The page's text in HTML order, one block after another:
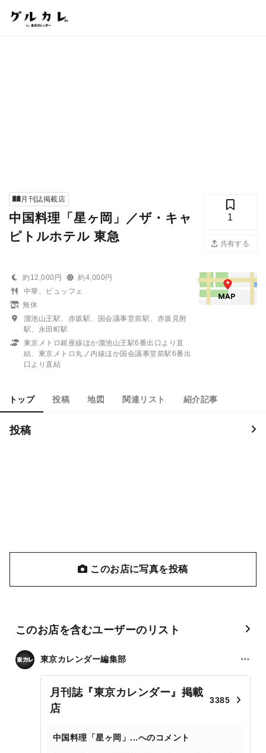
月刊誌掲載店
中国料理「星ヶ岡」／ザ・キャ
ピトルホテル 東急
1
共有する
約12,000円
約4,000円
中華、ビュッフェ
無休
溜池山王駅、赤坂駅、国会議事堂前駅、赤坂見附
駅、永田町駅
東京メトロ銀座線ほか溜池山王駅6番出口より直
結、東京メトロ丸ノ内線ほか国会議事堂前駅6番出
口より直結
トップ 投稿 地図 関連リスト 紹介記事
投稿
このお店に写真を投稿
このお店を含むユーザーのリスト
東京カレンダー編集部
月刊誌『東京カレンダー』掲載
店
3385
中国料理「星ヶ岡」...へのコメント